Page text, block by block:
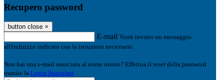
Recupero password
button close ×
E-mail Verrà inviato un messaggio
all'indirizzo indicato con le istruzioni necessarie.
Non hai una e-mail associata al nome utente? Effettua il reset della password
tramite la Login Spaggiari